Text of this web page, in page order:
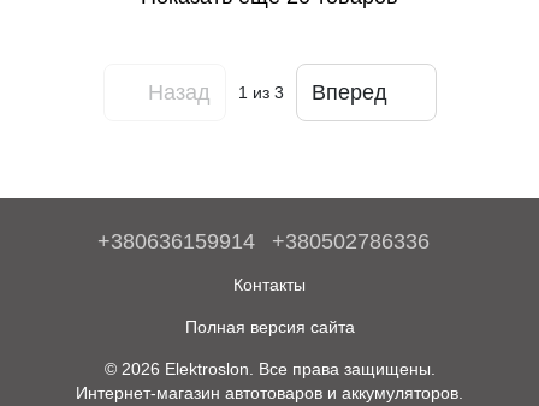
Назад 1 из 3 Вперед
+380636159914 +380502786336
Контакты
Полная версия сайта
© 2026 Elektroslon. Все права защищены.
Интернет-магазин автотоваров и аккумуляторов.